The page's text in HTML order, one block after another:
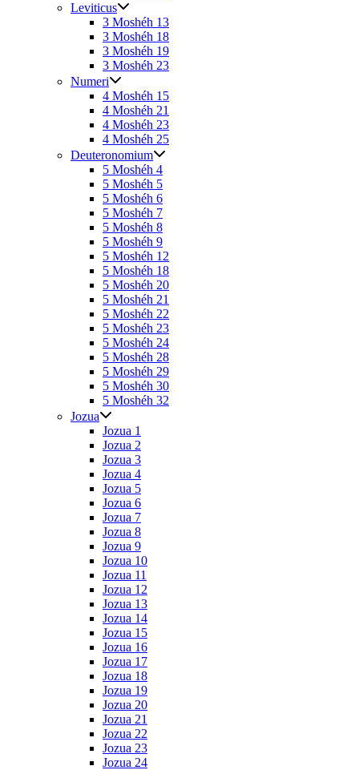
Leviticus
3 Moshéh 13
3 Moshéh 18
3 Moshéh 19
3 Moshéh 23
Numeri
4 Moshéh 15
4 Moshéh 21
4 Moshéh 23
4 Moshéh 25
Deuteronomium
5 Moshéh 4
5 Moshéh 5
5 Moshéh 6
5 Moshéh 7
5 Moshéh 8
5 Moshéh 9
5 Moshéh 12
5 Moshéh 18
5 Moshéh 20
5 Moshéh 21
5 Moshéh 22
5 Moshéh 23
5 Moshéh 24
5 Moshéh 28
5 Moshéh 29
5 Moshéh 30
5 Moshéh 32
Jozua
Jozua 1
Jozua 2
Jozua 3
Jozua 4
Jozua 5
Jozua 6
Jozua 7
Jozua 8
Jozua 9
Jozua 10
Jozua 11
Jozua 12
Jozua 13
Jozua 14
Jozua 15
Jozua 16
Jozua 17
Jozua 18
Jozua 19
Jozua 20
Jozua 21
Jozua 22
Jozua 23
Jozua 24